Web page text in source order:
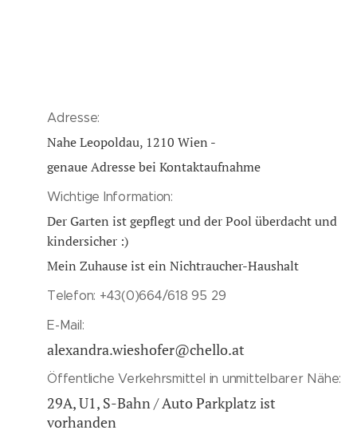
Adresse:
Nahe Leopoldau, 1210 Wien -
genaue Adresse bei Kontaktaufnahme
Wichtige Information:
Der Garten ist gepflegt und der Pool überdacht und
kindersicher :)
Mein Zuhause ist ein Nichtraucher-Haushalt
Telefon: +43(0)664/618 95 29
E-Mail:
alexandra.wieshofer@chello.at
Öffentliche Verkehrsmittel in unmittelbarer Nähe:
29A, U1, S-Bahn / Auto Parkplatz ist
vorhanden